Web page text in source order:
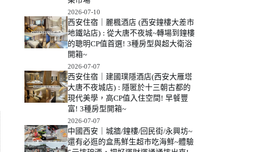
2026-07-10
西安住宿｜麗楓酒店 (西安鐘樓大差市
地鐵站店) : 從大唐不夜城~轉場到鐘樓
的聰明CP值首選! 3種房型與超大衛浴
開箱~
2026-07-07
西安住宿｜建國璞隱酒店(西安大雁塔
大唐不夜城店) : 隱匿於十三朝古都的
現代美學，高CP值入住空間! 早餐豐
富! 3種房型開箱~
2026-07-07
中國西安｜城牆/鐘樓/回民街/永興坊~
還有必逛的盒馬鮮生超市吃海鮮~體驗